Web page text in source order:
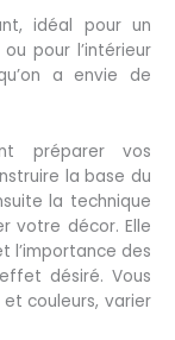
idéal pour un
pour l’intérieur
a envie de
préparer vos
la base du
la technique
votre décor. Elle
l’importance des
désiré. Vous
couleurs, varier